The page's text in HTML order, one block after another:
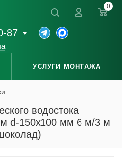
87
0
УСЛУГИ МОНТАЖА
водостока
d-150x100 мм 6 м/3 м